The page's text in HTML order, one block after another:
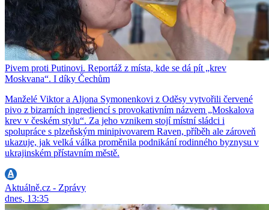
Pivem proti Putinovi. Reportáž z místa, kde se dá pít „krev
Moskvana“. I díky Čechům
Manželé Viktor a Aljona Symonenkovi z Oděsy vytvořili červené
pivo z bizarních ingrediencí s provokativním názvem „Moskalova
krev v českém stylu“. Za jeho vznikem stojí místní sládci i
spolupráce s plzeňským minipivovarem Raven, příběh ale zároveň
ukazuje, jak velká válka proměnila podnikání rodinného byznysu v
ukrajinském přístavním městě.
Aktuálně.cz - Zprávy
dnes, 13:35